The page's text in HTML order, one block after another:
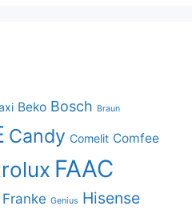
Beko Bosch Braun
Candy Comelit Comfee
FAAC
Franke Genius Hisense